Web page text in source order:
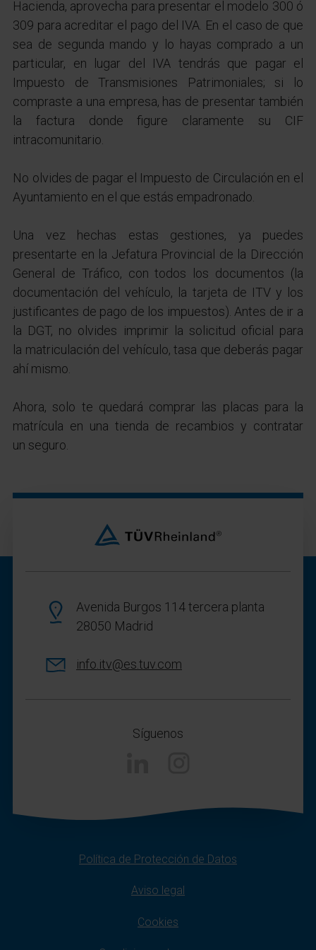
Hacienda, aprovecha para presentar el modelo 300 ó
309 para acreditar el pago del IVA. En el caso de que
sea de segunda mando y lo hayas comprado a un
particular, en lugar del IVA tendrás que pagar el
Impuesto de Transmisiones Patrimoniales; si lo
compraste a una empresa, has de presentar también
la factura donde figure claramente su CIF
intracomunitario.
No olvides de pagar el Impuesto de Circulación en el
Ayuntamiento en el que estás empadronado.
Una vez hechas estas gestiones, ya puedes
presentarte en la Jefatura Provincial de la Dirección
General de Tráfico, con todos los documentos (la
documentación del vehículo, la tarjeta de ITV y los
justificantes de pago de los impuestos). Antes de ir a
la DGT, no olvides imprimir la solicitud oficial para
la matriculación del vehículo, tasa que deberás pagar
ahí mismo.
Ahora, solo te quedará comprar las placas para la
matrícula en una tienda de recambios y contratar
un seguro.
Avenida Burgos 114 tercera planta
28050 Madrid
info.itv@es.tuv.com
Síguenos
Política de Protección de Datos
Aviso legal
Cookies